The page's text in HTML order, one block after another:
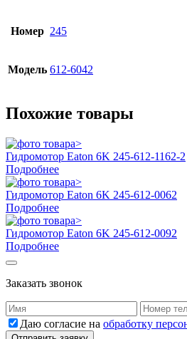
Номер 245
Модель 612-6042
Похожие товары
Гидромотор Eaton 6K 245-612-1162-2
Подробнее
Гидромотор Eaton 6K 245-612-0062
Подробнее
Гидромотор Eaton 6K 245-612-0092
Подробнее
Заказать звонок
Даю согласие на обработку